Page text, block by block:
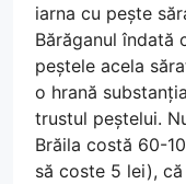
iarna cu pește
Bărăganul îndată
peștele acela
o hrană
trustul peștelui.
Brăila costă 60-
să coste 5 lei),